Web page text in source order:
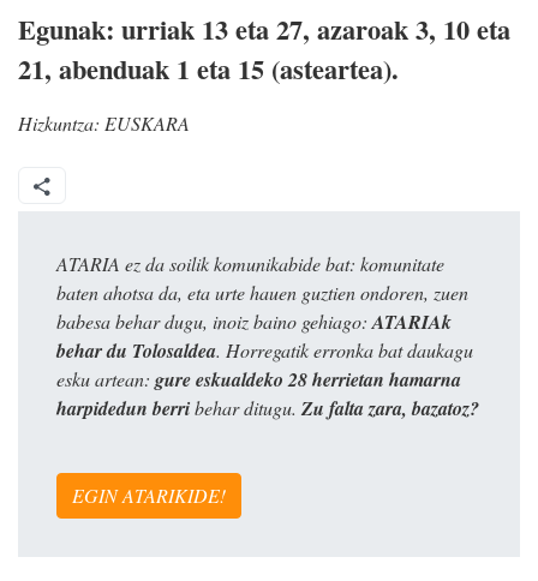
Egunak: urriak 13 eta 27, azaroak 3, 10 eta
21, abenduak 1 eta 15 (asteartea).
Hizkuntza: EUSKARA
ATARIA ez da soilik komunikabide bat: komunitate
baten ahotsa da, eta urte hauen guztien ondoren, zuen
babesa behar dugu, inoiz baino gehiago:ATARIAk
behar du Tolosaldea. Horregatik erronka bat daukagu
esku artean: gure eskualdeko 28 herrietan hamarna
harpidedun berribehar ditugu. Zu falta zara, bazatoz?
EGIN ATARIKIDE!